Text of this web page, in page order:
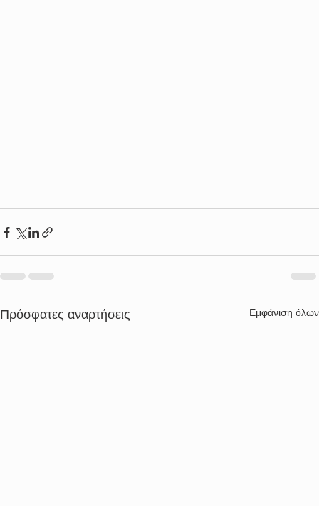
Πρόσφατες αναρτήσεις Εμφάνιση όλων